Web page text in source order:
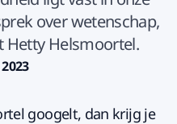
over wetenschap,
Hetty Helsmoortel.
googelt, dan krijg je